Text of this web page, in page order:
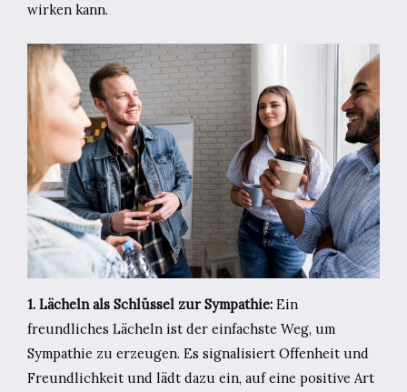
wirken kann.
1. Lächeln als Schlüssel zur Sympathie: Ein
freundliches Lächeln ist der einfachste Weg, um
Sympathie zu erzeugen. Es signalisiert Offenheit und
Freundlichkeit und lädt dazu ein, auf eine positive Art